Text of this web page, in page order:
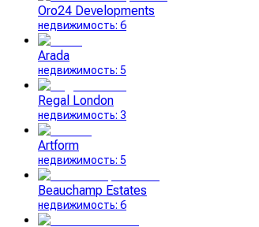
Oro24 Developments
недвижимость: 6
Arada
недвижимость: 5
Regal London
недвижимость: 3
Artform
недвижимость: 5
Beauchamp Estates
недвижимость: 6